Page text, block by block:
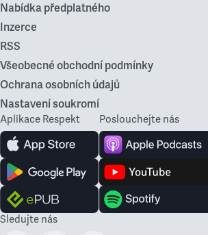
Nabídka předplatného
Inzerce
RSS
Všeobecné obchodní podmínky
Ochrana osobních údajů
Nastavení soukromí
Aplikace Respekt Poslouchejte nás
Sledujte nás